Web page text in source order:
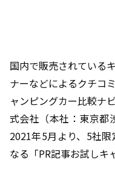
国内で販売されている
ナーなどによるクチコ
ャンピングカー比較ナ
式会社（本社：東京都
2021年5月より、5社
なる「PR記事お試しキ